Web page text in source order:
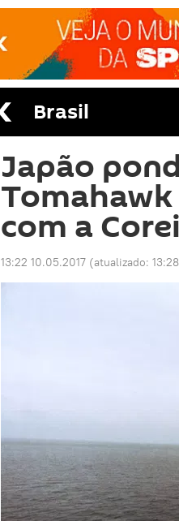
Brasil
Japão
com a
13:22 10.05.2017 (atualizado: